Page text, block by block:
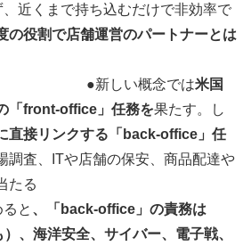
近くまで持ち込むだけで非効率で
の役割で店舗運営のパートナーとは
●新しい概念では米国
「front-office」任務を果たす。し
直接リンクする「back-office」任
調査、ITや店舗の保安、商品配達や
たる
と 、「back-office」の責務は
、海洋安全、サイバー、電子戦、